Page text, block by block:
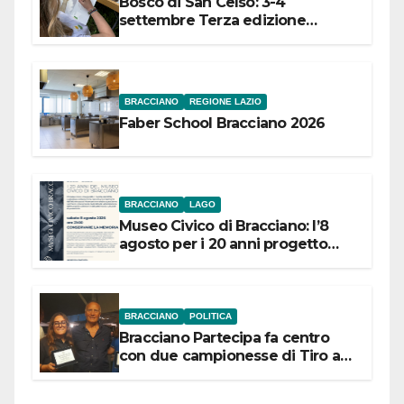
settembre Terza edizione
BRACCIANO REGIONE LAZIO
Faber School Bracciano 2026
BRACCIANO LAGO
Museo Civico di Bracciano: l’8
agosto per i 20 anni progetto
BRACCIANO POLITICA
Bracciano Partecipa fa centro
con due campionesse di Tiro a